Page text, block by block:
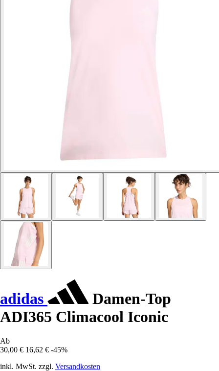
adidas
Damen-Top
ADI365 Climacool Iconic
Ab
30,00 € 16,62 € -45%
inkl. MwSt. zzgl. Versandkosten